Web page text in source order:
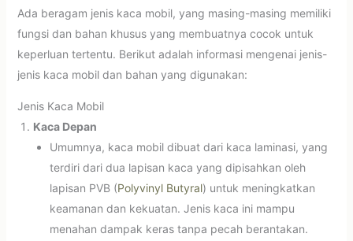
Ada beragam jenis kaca mobil, yang masing-masing memiliki
fungsi dan bahan khusus yang membuatnya cocok untuk
keperluan tertentu. Berikut adalah informasi mengenai jenis-
jenis kaca mobil dan bahan yang digunakan:
Jenis Kaca Mobil
Kaca Depan
Umumnya, kaca mobil dibuat dari kaca laminasi, yang
terdiri dari dua lapisan kaca yang dipisahkan oleh
lapisan PVB (Polyvinyl Butyral) untuk meningkatkan
keamanan dan kekuatan. Jenis kaca ini mampu
menahan dampak keras tanpa pecah berantakan.